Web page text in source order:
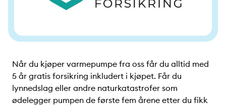
Når du kjøper varmepumpe fra oss får du alltid med
5 år gratis forsikring inkludert i kjøpet. Får du
lynnedslag eller andre naturkatastrofer som
ødelegger pumpen de første fem årene etter du fikk